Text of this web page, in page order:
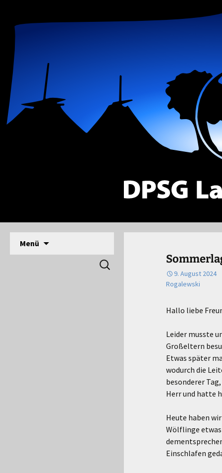
Pfadfinder Langerwehe
DPSG Stamm Langerwehe, Deutsche
Menü
Suchen
nach:
9. August 2024
Rogalewski
Hallo liebe
Leider musste
Großeltern
Etwas später
wodurch die
besonderer
Herr und hatte
Heute haben
Wölflinge etwas
Einschlafen